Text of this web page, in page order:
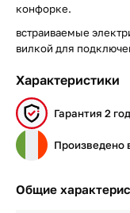
конфорке.
встраиваемые
вилкой для
Характеристики
Гарантия 2
Произведено
Общие